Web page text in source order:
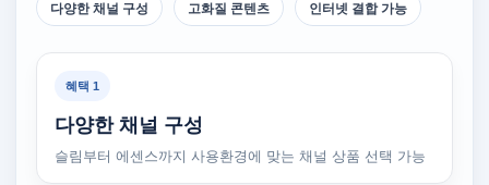
다양한 채널 구성 고화질 콘텐츠 인터넷 결합 가능
혜택 1
다양한 채널 구성
슬림부터 에센스까지 사용환경에 맞는 채널 상품 선택 가능